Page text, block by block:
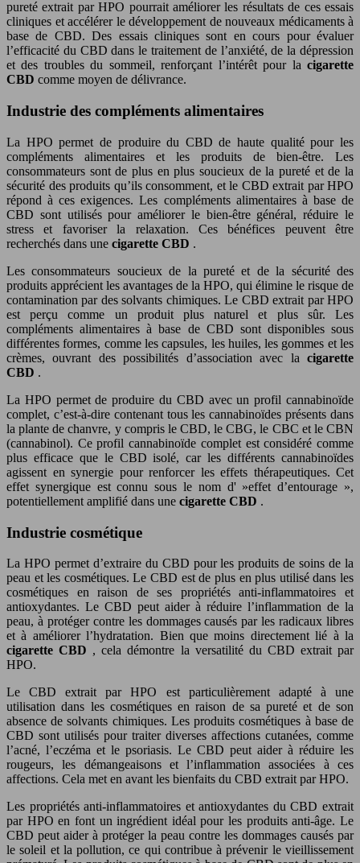
pureté extrait par HPO pourrait améliorer les résultats de ces essais
cliniques et accélérer le développement de nouveaux médicaments à
base de CBD. Des essais cliniques sont en cours pour évaluer
l’efficacité du CBD dans le traitement de l’anxiété, de la dépression
et des troubles du sommeil, renforçant l’intérêt pour la cigarette
CBD comme moyen de délivrance.
Industrie des compléments alimentaires
La HPO permet de produire du CBD de haute qualité pour les
compléments alimentaires et les produits de bien-être. Les
consommateurs sont de plus en plus soucieux de la pureté et de la
sécurité des produits qu’ils consomment, et le CBD extrait par HPO
répond à ces exigences. Les compléments alimentaires à base de
CBD sont utilisés pour améliorer le bien-être général, réduire le
stress et favoriser la relaxation. Ces bénéfices peuvent être
recherchés dans une cigarette CBD .
Les consommateurs soucieux de la pureté et de la sécurité des
produits apprécient les avantages de la HPO, qui élimine le risque de
contamination par des solvants chimiques. Le CBD extrait par HPO
est perçu comme un produit plus naturel et plus sûr. Les
compléments alimentaires à base de CBD sont disponibles sous
différentes formes, comme les capsules, les huiles, les gommes et les
crèmes, ouvrant des possibilités d’association avec la cigarette
CBD .
La HPO permet de produire du CBD avec un profil cannabinoïde
complet, c’est-à-dire contenant tous les cannabinoïdes présents dans
la plante de chanvre, y compris le CBD, le CBG, le CBC et le CBN
(cannabinol). Ce profil cannabinoïde complet est considéré comme
plus efficace que le CBD isolé, car les différents cannabinoïdes
agissent en synergie pour renforcer les effets thérapeutiques. Cet
effet synergique est connu sous le nom d' »effet d’entourage »,
potentiellement amplifié dans une cigarette CBD .
Industrie cosmétique
La HPO permet d’extraire du CBD pour les produits de soins de la
peau et les cosmétiques. Le CBD est de plus en plus utilisé dans les
cosmétiques en raison de ses propriétés anti-inflammatoires et
antioxydantes. Le CBD peut aider à réduire l’inflammation de la
peau, à protéger contre les dommages causés par les radicaux libres
et à améliorer l’hydratation. Bien que moins directement lié à la
cigarette CBD , cela démontre la versatilité du CBD extrait par
HPO.
Le CBD extrait par HPO est particulièrement adapté à une
utilisation dans les cosmétiques en raison de sa pureté et de son
absence de solvants chimiques. Les produits cosmétiques à base de
CBD sont utilisés pour traiter diverses affections cutanées, comme
l’acné, l’eczéma et le psoriasis. Le CBD peut aider à réduire les
rougeurs, les démangeaisons et l’inflammation associées à ces
affections. Cela met en avant les bienfaits du CBD extrait par HPO.
Les propriétés anti-inflammatoires et antioxydantes du CBD extrait
par HPO en font un ingrédient idéal pour les produits anti-âge. Le
CBD peut aider à protéger la peau contre les dommages causés par
le soleil et la pollution, ce qui contribue à prévenir le vieillissement